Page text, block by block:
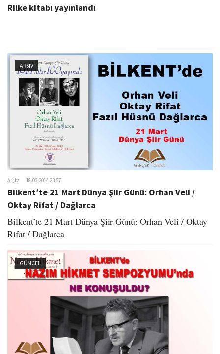
Rilke kitabı yayınlandı
ARŞIV
Arşiv 18.03.2014 23:57
Bilkent’te 21 Mart Dünya Şiir Günü: Orhan Veli /
Oktay Rifat / Dağlarca
Bilkent’te 21 Mart Dünya Şiir Günü: Orhan Veli / Oktay
Rifat / Dağlarca
GÜNCEL